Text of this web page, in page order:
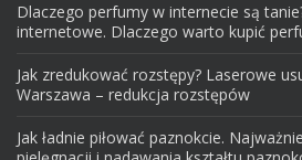
Dlaczego perfumy w internecie są
internetowe. Dlaczego warto kupić
Jak zredukować rozstępy? Laserowe
Warszawa – redukcja rozstępów
Jak ładnie piłować paznokcie.